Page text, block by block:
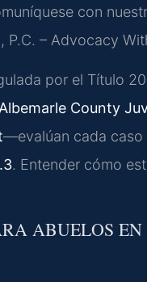
con
P.C. – Advocacy
por el Título
County
—evalúan cada caso
. Entender cómo
ABUELOS